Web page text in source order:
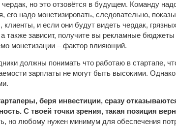
но это отзовётся в будущем. Команду
его надо монетизировать, следовательно,
и если они будут видеть чердак,
также зависит, получите вы рекламные
монетизации – фактор влияющий.
должны понимать что работаю в стартапе,
зарплаты не могут быть высокими.
беря инвестиции, сразу
С твоей точки зрения, такая позиция
но любому нужен минимум для обеспечения